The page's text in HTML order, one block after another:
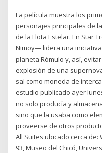
La película muestra los
personajes principales de
de la Flota Estelar. En Star
Nimoy— lidera una
planeta Rómulo y, así,
explosión de una
sal como moneda de
estudio publicado ayer
no solo producía y
sino que la usaba como
proveerse de otros
All Suites ubicado cerca
93, Museo del Chicó,